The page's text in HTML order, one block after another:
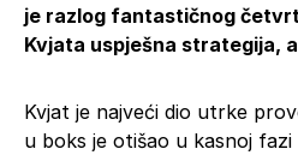
je razlog fantastičnog
Kvjata uspješna strategija,
Kvjat je najveći dio utrke
u boks je otišao u kasnoj